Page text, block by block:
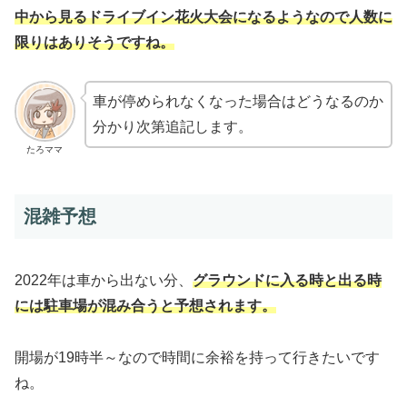
中から見るドライブイン花火大会になるようなので人数に
限りはありそうですね。
たろママ
車が停められなくなった場合はどうなるのか
分かり次第追記します。
混雑予想
2022年は車から出ない分、 グラウンドに入る時と出る時
には駐車場が混み合うと予想されます。
開場が19時半～なので時間に余裕を持って行きたいです
ね。